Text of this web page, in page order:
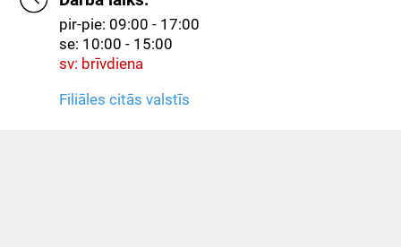
pir-pie: 09:00 - 17:00
se: 10:00 - 15:00
sv: brīvdiena
Filiāles citās valstīs